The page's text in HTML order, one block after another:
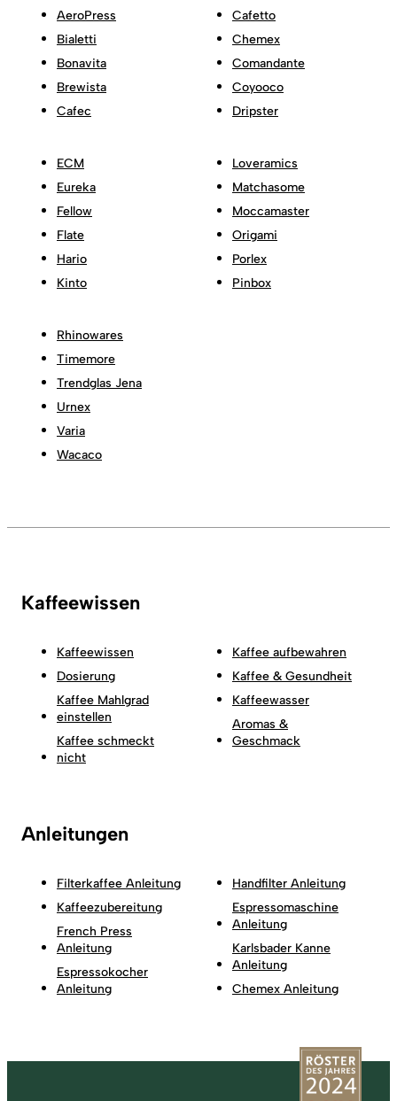
AeroPress
Bialetti
Bonavita
Brewista
Cafec
Cafetto
Chemex
Comandante
Coyooco
Dripster
ECM
Eureka
Fellow
Flate
Hario
Kinto
Loveramics
Matchasome
Moccamaster
Origami
Porlex
Pinbox
Rhinowares
Timemore
Trendglas Jena
Urnex
Varia
Wacaco
Kaffeewissen
Kaffeewissen
Dosierung
Kaffee Mahlgrad
einstellen
Kaffee schmeckt
nicht
Kaffee aufbewahren
Kaffee & Gesundheit
Kaffeewasser
Aromas &
Geschmack
Anleitungen
Filterkaffee Anleitung
Kaffeezubereitung
French Press
Anleitung
Espressokocher
Anleitung
Handfilter Anleitung
Espressomaschine
Anleitung
Karlsbader Kanne
Anleitung
Chemex Anleitung